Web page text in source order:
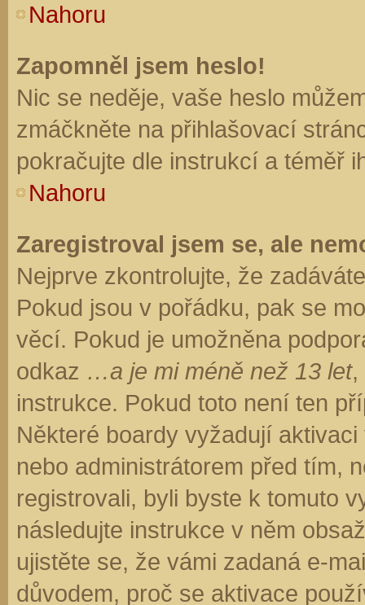
Nahoru
Zapomněl jsem heslo!
Nic se neděje, vaše heslo
zmáčkněte na přihlašovací
pokračujte dle instrukcí a téměř
Nahoru
Zaregistroval jsem se, ale
Nejprve zkontrolujte, že
Pokud jsou v pořádku, pak se
věcí. Pokud je umožněna
odkaz …a je mi méně než 13 let,
instrukce. Pokud toto není ten
Některé boardy vyžadují
nebo administrátorem před tím,
registrovali, byli byste k tomuto
následujte instrukce v něm
ujistěte se, že vámi zadaná e-
důvodem, proč se aktivace